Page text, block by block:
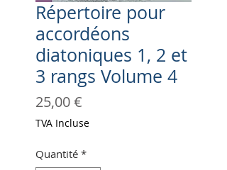
Répertoire pour
accordéons
diatoniques 1, 2 et
3 rangs Volume 4
25,00 €
TVA Incluse
Quantité *